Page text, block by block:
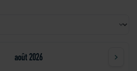
août 2026